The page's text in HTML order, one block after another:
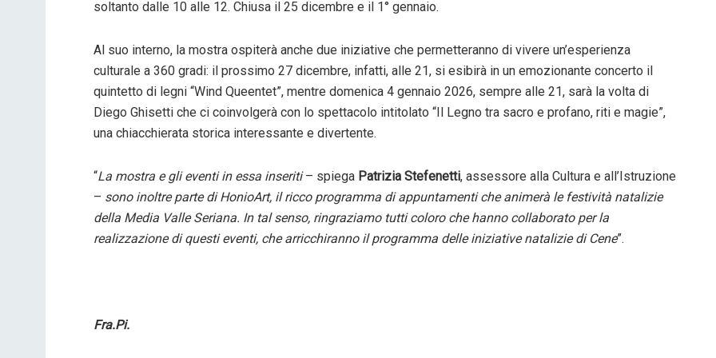
soltanto dalle 10 alle 12. Chiusa il 25 dicembre e il 1° gennaio.
Al suo interno, la mostra ospiterà anche due iniziative che permetteranno di vivere un’esperienza
culturale a 360 gradi: il prossimo 27 dicembre, infatti, alle 21, si esibirà in un emozionante concerto il
quintetto di legni “Wind Queentet”, mentre domenica 4 gennaio 2026, sempre alle 21, sarà la volta di
Diego Ghisetti che ci coinvolgerà con lo spettacolo intitolato “Il Legno tra sacro e profano, riti e magie”,
una chiacchierata storica interessante e divertente.
“La mostra e gli eventi in essa inseriti– spiega Patrizia Stefenetti, assessore alla Cultura e all’Istruzione
– sono inoltre parte di HonioArt, il ricco programma di appuntamenti che animerà le festività natalizie
della Media Valle Seriana. In tal senso, ringraziamo tutti coloro che hanno collaborato per la
realizzazione di questi eventi, che arricchiranno il programma delle iniziative natalizie di Cene”.
Fra.Pi.